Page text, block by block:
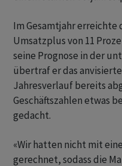
Im Gesamtjahr erreichte
Umsatzplus von 11
seine Prognose in der
übertraf er das
Jahresverlauf bereits
Geschäftszahlen etwas
gedacht.
«Wir hatten nicht mit
gerechnet, sodass die